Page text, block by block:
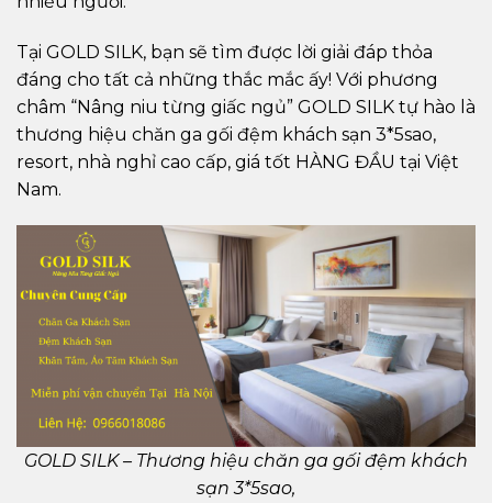
Tại GOLD SILK, bạn sẽ tìm được lời giải đáp thỏa
đáng cho tất cả những thắc mắc ấy! Với phương
châm “Nâng niu từng giấc ngủ” GOLD SILK tự hào là
thương hiệu chăn ga gối đệm khách sạn 3*5sao,
resort, nhà nghỉ cao cấp, giá tốt HÀNG ĐẦU tại Việt
Nam.
GOLD SILK – Thương hiệu chăn ga gối đệm khách
sạn 3*5sao,